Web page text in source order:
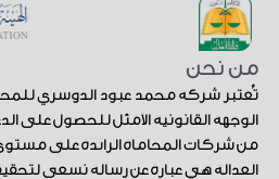
من نحن
تُعتبر شركة محمد عبود الدوسري
الوجهة القانونية الأمثل للحصول على
من شركات المحاماة الرائدة على
العدالة هي عبارة عن رسالة نسعى